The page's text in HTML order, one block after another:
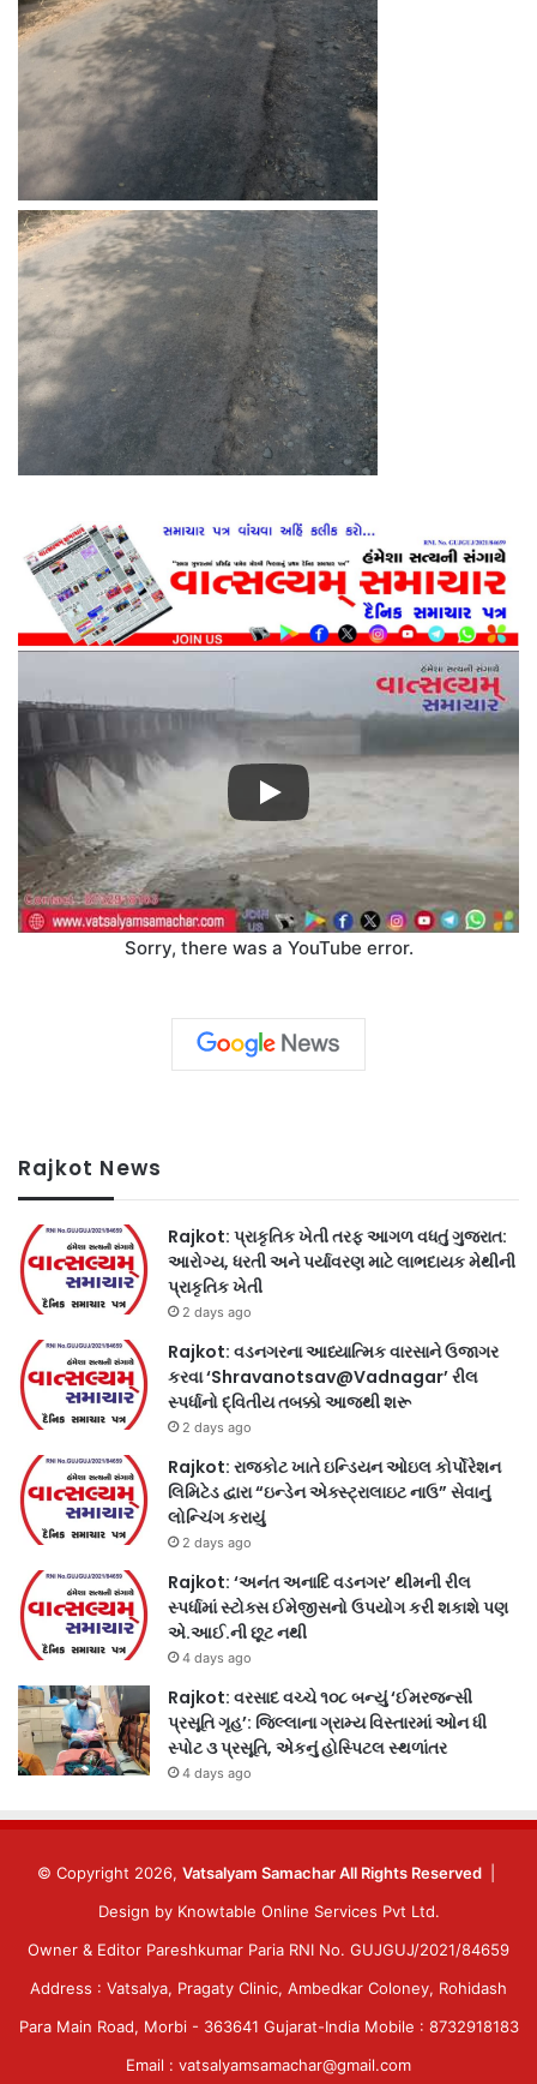
Sorry, there was a YouTube error.
Rajkot News
Rajkot: પ્રાકૃતિક ખેતી તરફ આગળ વધતું ગુજરાત:
આરોગ્ય, ધરતી અને પર્યાવરણ માટે લાભદાયક મેથીની
પ્રાકૃતિક ખેતી
2 days ago
Rajkot: વડનગરના આધ્યાત્મિક વારસાને ઉજાગર
કરવા ‘Shravanotsav@Vadnagar’ રીલ
સ્પર્ધાનો દ્વિતીય તબક્કો આજથી શરૂ
2 days ago
Rajkot: રાજકોટ ખાતે ઇન્ડિયન ઓઇલ કોર્પોરેશન
લિમિટેડ દ્વારા “ઇન્ડેન એક્સ્ટ્રાલાઇટ નાઉ” સેવાનું
લોન્ચિંગ કરાયું
2 days ago
Rajkot: ‘અનંત અનાદિ વડનગર’ થીમની રીલ
સ્પર્ધામાં સ્ટોક્સ ઈમેજીસનો ઉપયોગ કરી શકાશે પણ
એ.આઈ.ની છૂટ નથી
4 days ago
Rajkot: વરસાદ વચ્ચે ૧૦૮ બન્યું ‘ઈમરજન્સી
પ્રસૂતિ ગૃહ’: જિલ્લાના ગ્રામ્ય વિસ્તારમાં ઓન ધી
સ્પોટ ૩ પ્રસૂતિ, એકનું હોસ્પિટલ સ્થળાંતર
4 days ago
© Copyright 2026, Vatsalyam Samachar All Rights Reserved
Design by Knowtable Online Services Pvt Ltd.
Owner & Editor Pareshkumar Paria RNI No. GUJGUJ/2021/84659
Address : Vatsalya, Pragaty Clinic, Ambedkar Coloney, Rohidash
Para Main Road, Morbi - 363641 Gujarat-India Mobile : 8732918183
Email : vatsalyamsamachar@gmail.com